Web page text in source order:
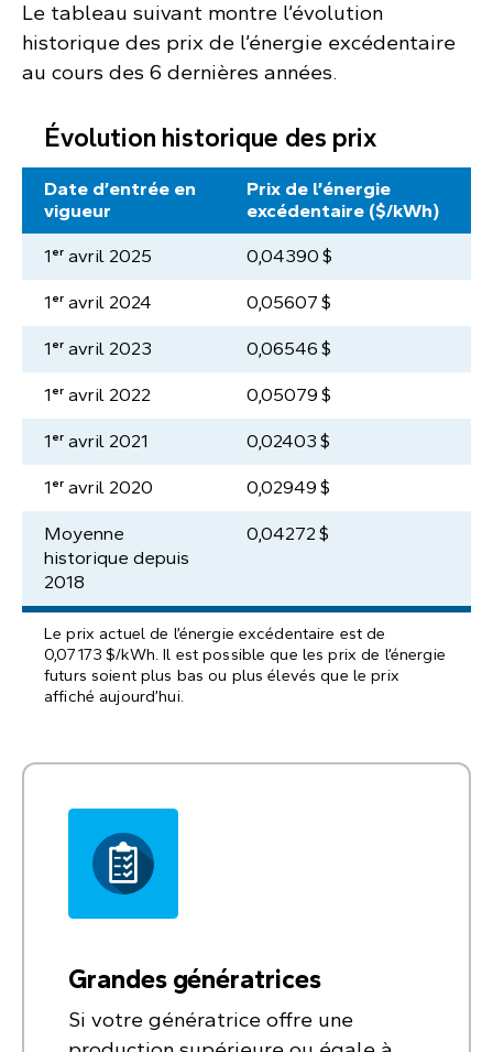
Le tableau suivant montre l’évolution
historique des prix de l’énergie excédentaire
au cours des 6 dernières années.
Évolution historique des prix
Date d’entrée en
vigueur
Prix de l’énergie
excédentaire ($/kWh)
1 er avril 2025 0,04390 $
1 er avril 2024 0,05607 $
1 er avril 2023 0,06546 $
1 er avril 2022 0,05079 $
1 er avril 2021 0,02403 $
1 er avril 2020 0,02949 $
Moyenne
historique depuis
2018
0,04272 $
Le prix actuel de l’énergie excédentaire est de
0,07173 $/kWh. Il est possible que les prix de l’énergie
futurs soient plus bas ou plus élevés que le prix
affiché aujourd’hui.
Grandes génératrices
Si votre génératrice offre une